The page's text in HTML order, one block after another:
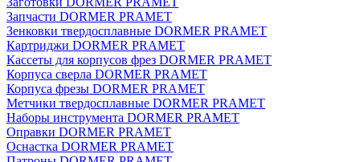
Запчасти DORMER PRAMET
Зенковки твердосплавные DORMER PRAMET
Картриджи DORMER PRAMET
Кассеты для корпусов фрез DORMER PRAMET
Корпуса сверла DORMER PRAMET
Корпуса фрезы DORMER PRAMET
Метчики твердосплавные DORMER PRAMET
Наборы инструмента DORMER PRAMET
Оправки DORMER PRAMET
Оснастка DORMER PRAMET